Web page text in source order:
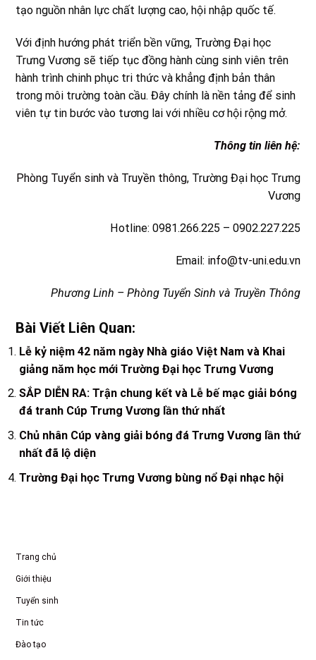
tạo nguồn nhân lực chất lượng cao, hội nhập quốc tế.
Với định hướng phát triển bền vững, Trường Đại học
Trưng Vương sẽ tiếp tục đồng hành cùng sinh viên trên
hành trình chinh phục tri thức và khẳng định bản thân
trong môi trường toàn cầu. Đây chính là nền tảng để sinh
viên tự tin bước vào tương lai với nhiều cơ hội rộng mở.
Thông tin liên hệ:
Phòng Tuyển sinh và Truyền thông, Trường Đại học Trưng
Vương
Hotline: 0981.266.225 – 0902.227.225
Email: info@tv-uni.edu.vn
Phương Linh – Phòng Tuyển Sinh và Truyền Thông
Bài Viết Liên Quan:
Lễ kỷ niệm 42 năm ngày Nhà giáo Việt Nam và Khai
giảng năm học mới Trường Đại học Trưng Vương
SẮP DIỄN RA: Trận chung kết và Lễ bế mạc giải bóng
đá tranh Cúp Trưng Vương lần thứ nhất
Chủ nhân Cúp vàng giải bóng đá Trưng Vương lần thứ
nhất đã lộ diện
Trường Đại học Trưng Vương bùng nổ Đại nhạc hội
Trang chủ
Giới thiệu
Tuyển sinh
Tin tức
Đào tạo